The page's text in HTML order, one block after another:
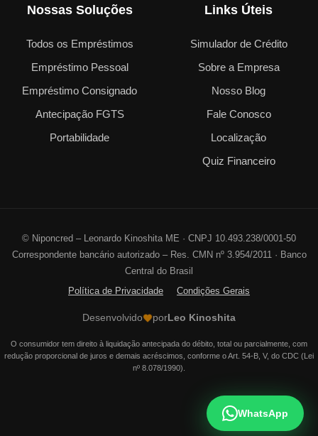
Nossas Soluções
Todos os Empréstimos
Empréstimo Pessoal
Empréstimo Consignado
Antecipação FGTS
Portabilidade
Links Úteis
Simulador de Crédito
Sobre a Empresa
Nosso Blog
Fale Conosco
Localização
Quiz Financeiro
© Niponcred – Leonardo Kinoshita ME · CNPJ 10.493.238/0001-50
Correspondente bancário autorizado – Res. CMN nº 3.954/2011 · Banco
Central do Brasil
Política de Privacidade
Condições Gerais
Desenvolvido por Leo Kinoshita
O consumidor tem direito à liquidação antecipada do débito, total ou parcialmente, com
redução proporcional de juros e demais acréscimos, conforme o Art. 54-B, V, do CDC (Lei
nº 8.078/1990).
WhatsApp